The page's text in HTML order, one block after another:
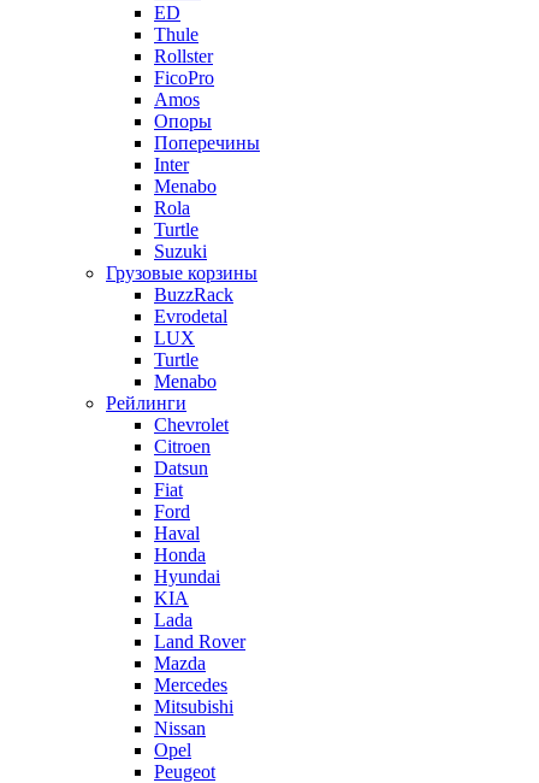
ED
Thule
Rollster
FicoPro
Amos
Опоры
Поперечины
Inter
Menabo
Rola
Turtle
Suzuki
Грузовые корзины
BuzzRack
Evrodetal
LUX
Turtle
Menabo
Рейлинги
Chevrolet
Citroen
Datsun
Fiat
Ford
Haval
Honda
Hyundai
KIA
Lada
Land Rover
Mazda
Mercedes
Mitsubishi
Nissan
Opel
Peugeot